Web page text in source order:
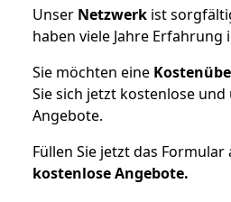
Unser Netzwerk ist
haben viele Jahre Erfahrung
Sie möchten eine
Sie sich jetzt kostenlose
Angebote.
Füllen Sie jetzt das
kostenloseAngebote.